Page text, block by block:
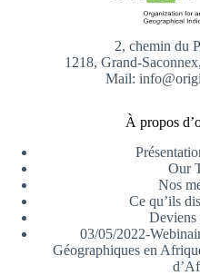
2, chemin du
1218, Grand-
Mail:
À propos
Our
Nos
Ce qu’ils
Deviens
03/05/2022-
Géographiques en